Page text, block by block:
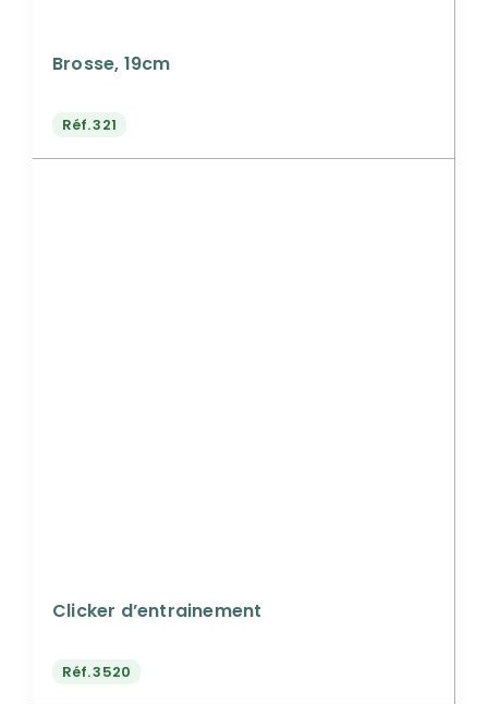
Brosse, 19cm
Réf.321
Clicker d’entrainement
Réf.3520